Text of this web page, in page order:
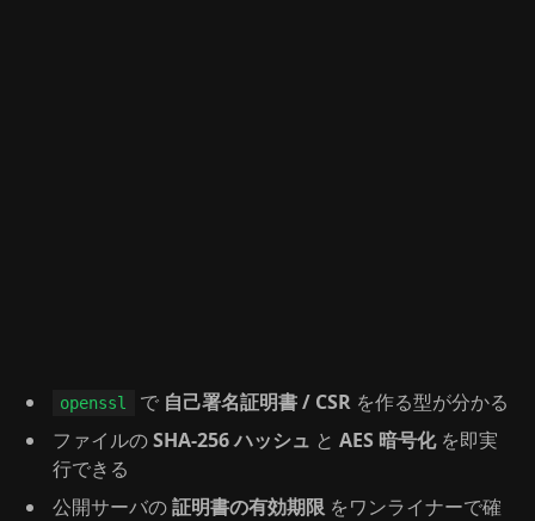
openssl で 自己署名証明書 / CSRを作る型が分かる
ファイルのSHA-256 ハッシュ と AES 暗号化を即実
行できる
公開サーバの証明書の有効期限 をワンライナーで確